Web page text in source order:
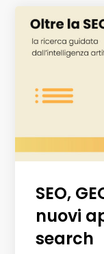
SEO,
nuovi
search